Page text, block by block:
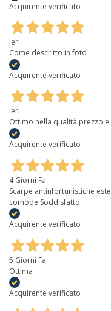
Acquirente verificato
Ieri
Come descritto in foto
Acquirente verificato
Ieri
Ottimo nella qualità prezzo
Acquirente verificato
4 Giorni Fa
Scarpe antinfortunistiche
comode.Soddisfatto
Acquirente verificato
5 Giorni Fa
Ottima
Acquirente verificato